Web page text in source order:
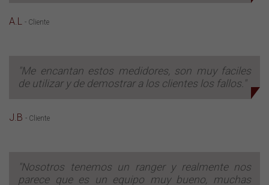
A.L - Cliente
"Me encantan estos medidores, son muy faciles
de utilizar y de demostrar a los clientes los fallos."
J.B - Cliente
"Nosotros tenemos un ranger y realmente nos
parece que es un equipo muy bueno, muchas